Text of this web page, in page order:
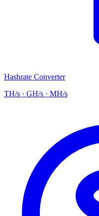
Hashrate Converter
TH/s · GH/s · MH/s